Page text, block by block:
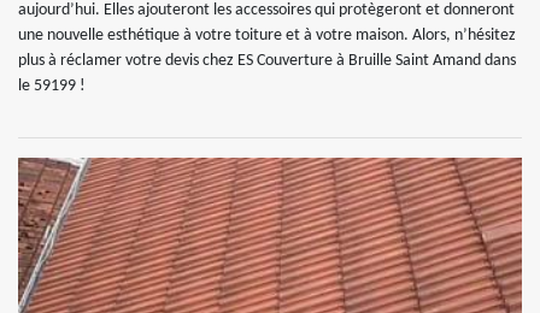
aujourd’hui. Elles ajouteront les accessoires qui protègeront et donneront
une nouvelle esthétique à votre toiture et à votre maison. Alors, n’hésitez
plus à réclamer votre devis chez ES Couverture à Bruille Saint Amand dans
le 59199 !